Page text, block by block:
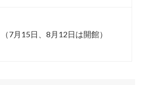
7月15日、8月12日は開館）